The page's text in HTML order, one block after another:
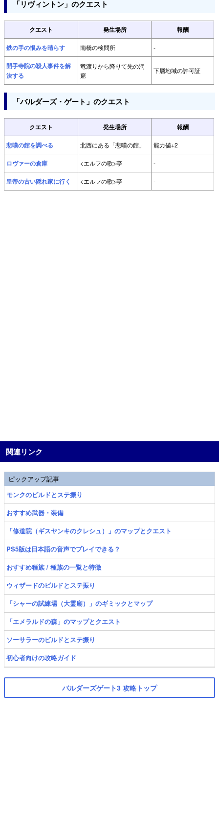
「リヴィントン」のクエスト
クエスト 発生場所 報酬
鉄の手の恨みを晴らす 南橋の検問所 -
開手寺院の殺人事件を解
決する
竜渡りから降りて先の洞
窟
下層地域の許可証
「バルダーズ・ゲート」のクエスト
クエスト 発生場所 報酬
悲嘆の館を調べる 北西にある「悲嘆の館」 能力値+2
ロヴァーの倉庫 <エルフの歌>亭 -
皇帝の古い隠れ家に行く <エルフの歌>亭 -
関連リンク
ピックアップ記事
モンクのビルドとステ振り
おすすめ武器・装備
「修道院（ギスヤンキのクレシュ）」のマップとクエスト
PS5版は日本語の音声でプレイできる？
おすすめ種族 / 種族の一覧と特徴
ウィザードのビルドとステ振り
「シャーの試練場（大霊廟）」のギミックとマップ
「エメラルドの森」のマップとクエスト
ソーサラーのビルドとステ振り
初心者向けの攻略ガイド
バルダーズゲート3 攻略トップ